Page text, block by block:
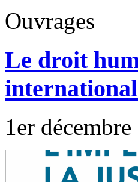
Ouvrages
Le droit
1er